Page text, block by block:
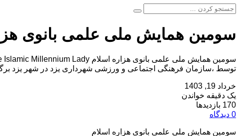
سومین همایش ملی علمی بانوی
توسط ،سازمان فرهنگی اجتماعی و ورزشی شهرداری یزد در شهر یزد
خرداد 19, 1403
یک دقیقه خواندن
170 بازدیدها
0 دیدگاه
سومین همایش ملی علمی بانوی هزاره اسلام